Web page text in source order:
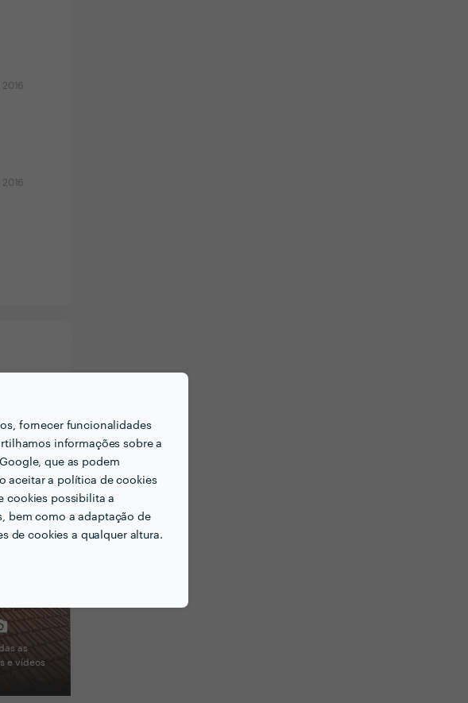
fornecer funcionalidades
informações sobre a
que as podem
aceitar a política de cookies
cookies possibilita a
bem como a adaptação de
de cookies a qualquer altura.
2016
2016
as
e vídeos